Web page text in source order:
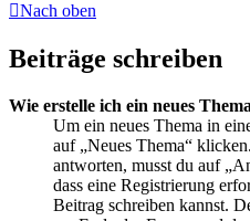
Nach oben
Beiträge schreiben
Wie erstelle ich ein neues
Um ein neues Thema in
auf „Neues Thema“
antworten, musst du auf
dass eine Registrierung
Beitrag schreiben kannst.